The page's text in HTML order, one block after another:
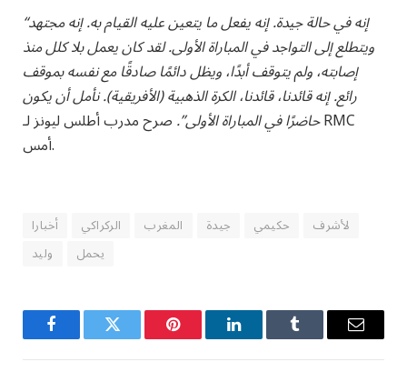
“إنه في حالة جيدة. إنه يفعل ما يتعين عليه القيام به. إنه مجتهد
ويتطلع إلى التواجد في المباراة الأولى. لقد كان يعمل بلا كلل منذ
إصابته، ولم يتوقف أبدًا، ويظل دائمًا صادقًا مع نفسه بموقف
رائع. إنه قائدنا، قائدنا، الكرة الذهبية (الأفريقية). نأمل أن يكون
حاضرًا في المباراة الأولى”.صرح مدرب أطلس ليونز لـ RMC
أمس.
أخبارا الركراكي المغرب جيدة حكيمي
لأشرف
وليد
يحمل
FacebookTwitter Pinterest LinkedInTumblr Email